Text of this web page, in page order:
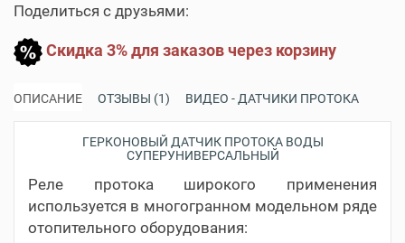
Поделиться с друзьями:
Скидка 3% для заказов через корзину
ОПИСАНИЕ ОТЗЫВЫ (1) ВИДЕО - ДАТЧИКИ ПРОТОКА
ГЕРКОНОВЫЙ ДАТЧИК ПРОТОКА ВОДЫ
СУПЕРУНИВЕРСАЛЬНЫЙ
Реле протока широкого применения
используется в многогранном модельном ряде
отопительного оборудования: